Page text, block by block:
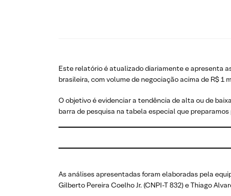
Este relatório é atualizado diariamente e apresenta
brasileira, com volume de negociação acima de R$ 1
O objetivo é evidenciar a tendência de alta ou de
barra de pesquisa na tabela especial que preparamos
As análises apresentadas foram elaboradas pela
Gilberto Pereira Coelho Jr. (CNPI-T 832) e Thiago